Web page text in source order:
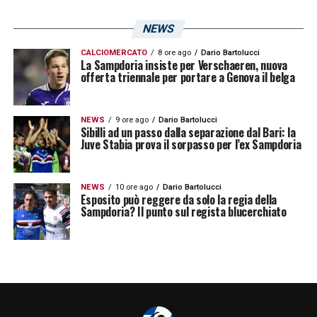
NEWS
CALCIOMERCATO 8 ore ago Dario Bartolucci
La Sampdoria insiste per Verschaeren, nuova
offerta triennale per portare a Genova il belga
NEWS 9 ore ago Dario Bartolucci
Sibilli ad un passo dalla separazione dal Bari: la
Juve Stabia prova il sorpasso per l’ex Sampdoria
NEWS 10 ore ago Dario Bartolucci
Esposito può reggere da solo la regia della
Sampdoria? Il punto sul regista blucerchiato